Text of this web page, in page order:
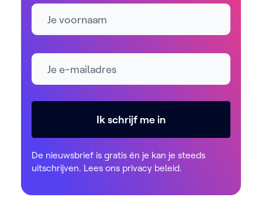
Naam
E-mailadres *
Ik schrijf me in
De nieuwsbrief is gratis én je kan je steeds
uitschrijven. Lees ons privacy beleid.